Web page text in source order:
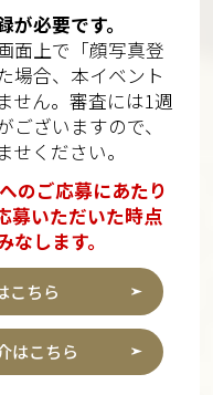
必要です。
面上で「顔写真登
場合、本イベント
せん。審査には1週
ざいますので、
ください。
のご応募にあたり
募いただいた時点
します。
こちら
はこちら